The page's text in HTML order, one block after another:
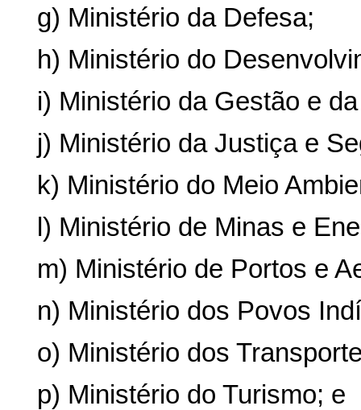
g) Ministério da Defesa;
h) Ministério do
i) Ministério da Gestão e
j) Ministério da Justiça e
k) Ministério do Meio
l) Ministério de Minas e
m) Ministério de Portos e
n) Ministério dos Povos
o) Ministério dos
p) Ministério do Turismo; e